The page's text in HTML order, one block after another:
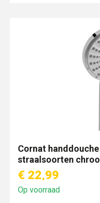
Cornat
straalsoorten
€ 22,99
Op voorraad